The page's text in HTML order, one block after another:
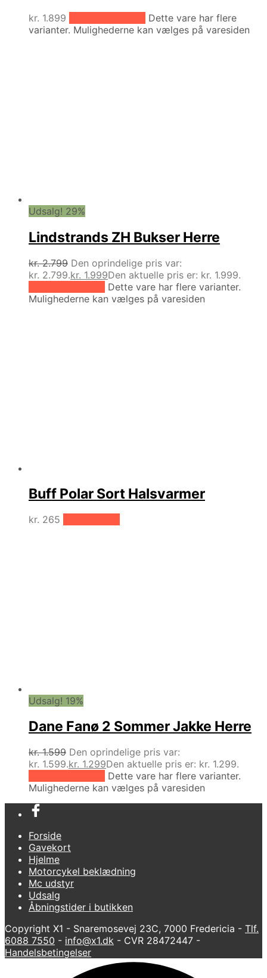
kr. 1.899
Dette vare har flere
varianter. Mulighederne kan vælges på varesiden
Udsalg! 29%
Lindstrands ZH Bukser Herre
kr.2.799 Den oprindelige pris var:
kr. 2.799.kr. 1.999Den aktuelle pris er: kr. 1.999.
Dette vare har flere varianter.
Mulighederne kan vælges på varesiden
Buff Polar Sort Halsvarmer
kr. 265
Udsalg! 19%
Dane Fanø 2 Sommer Jakke Herre
kr.1.599 Den oprindelige pris var:
kr. 1.599.kr. 1.299Den aktuelle pris er: kr. 1.299.
Dette vare har flere varianter.
Mulighederne kan vælges på varesiden
Forside
Gavekort
Hjelme
Motorcykel beklædning
Mc udstyr
Udsalg
Åbningstider i butikken
Copyright X1 - Snaremosevej 23C, 7000 Fredericia - Tlf.
6088 7550 - info@x1.dk - CVR 28472447 -
Handelsbetingelser